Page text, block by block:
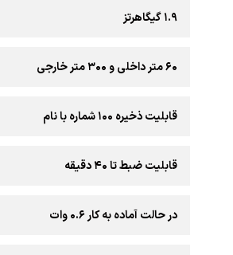
۱.۹ گیگاهرتز
۶۰ متر داخلی و ۳۰۰ متر خارجی
قابلیت ذخیره ۱۰۰ شماره با نام
قابلیت ضبط تا ۴۰ دقیقه
در حالت آماده به کار ۰.۶ وات